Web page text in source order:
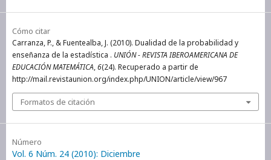
Cómo citar
Carranza, P., & Fuentealba, J. (2010). Dualidad de la probabilidad y
enseñanza de la estadística . UNIÓN - REVISTA IBEROAMERICANA DE
EDUCACIÓN MATEMÁTICA,6(24). Recuperado a partir de
http://mail.revistaunion.org/index.php/UNION/article/view/967
Formatos de citación
Número
Vol. 6 Núm. 24 (2010): Diciembre